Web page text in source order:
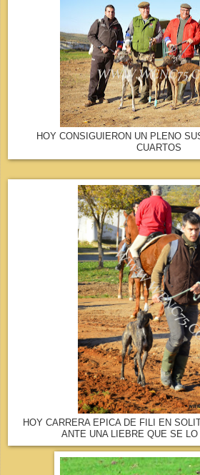
HOY CONSIGUIERON UN PLENO
CUARTOS
HOY CARRERA EPICA DE FILI EN
ANTE UNA LIEBRE QUE SE LO